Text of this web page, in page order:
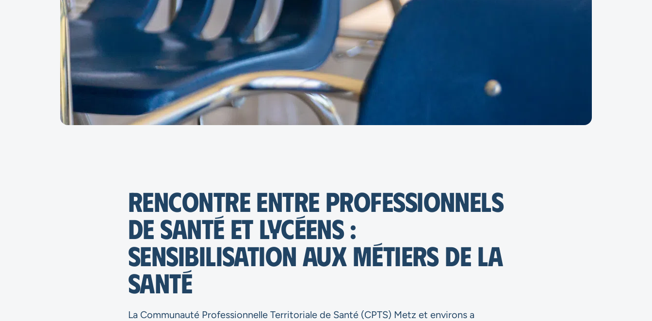
Rencontre entre professionnels
de santé et lycéens :
sensibilisation aux métiers de la
santé
La Communauté Professionnelle Territoriale de Santé (CPTS) Metz et environs a